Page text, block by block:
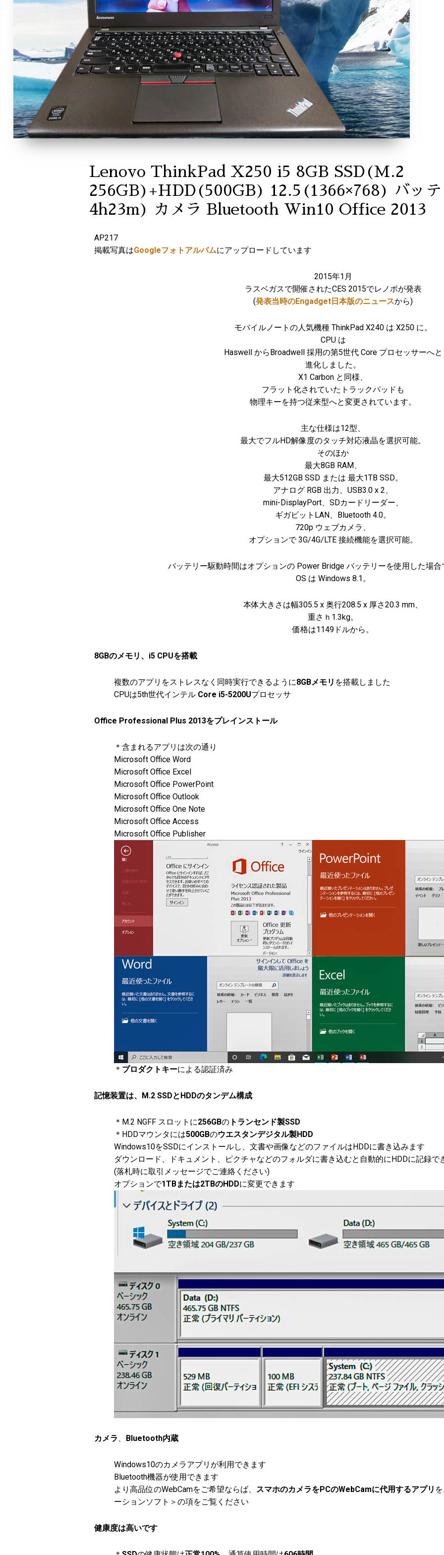
Lenovo ThinkPad X250 i5 8GB SSD(M.2
256GB)+HDD(500GB) 12.5(1366×768) バッテ
4h23m) カメラ Bluetooth Win10 Office 2013
AP217
掲載写真はGoogleフォトアルバムにアップロードしています
2015年1月
ラスベガスで開催されたCES 2015でレノボが発表
(発表当時のEngadget日本版のニュースから)
モバイルノートの人気機種 ThinkPad X240 は X250 に。
CPU は
Haswell からBroadwell 採用の第5世代 Core プロセッサーへと
進化しました。
X1 Carbon と同様、
フラット化されていたトラックパッドも
物理キーを持つ従来型へと変更されています。
主な仕様は12型、
最大でフルHD解像度のタッチ対応液晶を選択可能。
そのほか
最大8GB RAM、
最大512GB SSD または 最大1TB SSD。
アナログ RGB 出力、USB3.0 x 2、
mini-DisplayPort、SDカードリーダー、
ギガビットLAN、Bluetooth 4.0。
720p ウェブカメラ、
オプションで 3G/4G/LTE 接続機能を選択可能。
バッテリー駆動時間はオプションの Power Bridge バッテリーを使用した場合
OS は Windows 8.1。
本体大きさは幅305.5 x 奥行208.5 x 厚さ20.3 mm、
重さｈ1.3kg。
価格は1149ドルから。
8GBのメモリ、i5 CPUを搭載
複数のアプリをストレスなく同時実行できるように8GBメモリ を搭載しました
CPUは5th世代インテル Core i5-5200Uプロセッサ
Office Professional Plus 2013をプレインストール
＊含まれるアプリは次の通り
Microsoft Office Word
Microsoft Office Excel
Microsoft Office PowerPoint
Microsoft Office Outlook
Microsoft Office One Note
Microsoft Office Access
Microsoft Office Publisher
＊ プロダクトキーによる認証済み
記憶装置は、M.2 SSDとHDDのタンデム構成
＊M.2 NGFF スロットに256GBの トランセンド製SSD
＊HDDマウンタには500GBのウエスタンデジタル製HDD
Windows10をSSDにインストールし、文書や画像などのファイルはHDDに書き込みます
ダウンロード、ドキュメント、ピクチャなどのフォルダに書き込むと自動的にHDDに記録で
(落札時に取引メッセージでご連絡ください)
オプションで1TBまたは2TBのHDDに変更できます
カメラ 、 Bluetooth内蔵
Windows10のカメラアプリが利用できます
Bluetooth機器が使用できます
より高品位のWebCamをご希望ならば、 スマホのカメラをPCのWebCamに代用するアプリ
ーションソフト＞の項をご覧ください
健康度は高いです